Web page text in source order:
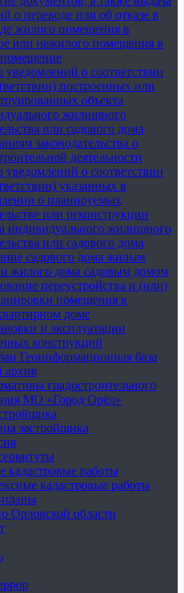
о переводе или об отказе в
жилого помещения в
или нежилого помещения в
уведомлений о соответствии
построенных или
объекта
жилищного
или садового дома
законодательства о
деятельности
уведомлений о соответствии
указанных в
о планируемых
или реконструкции
индивидуального жилищного
или садового дома
садового дома жилым
жилого дома садовым домом
переустройства и (или)
помещения в
доме
и эксплуатации
конструкций
Геоинформационная база
архив
градостроительного
МО «Город Орёл»
застройщика
кадастровые работы
кадастровые работы
Орловской области